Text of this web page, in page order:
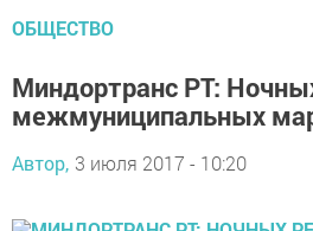
ОБЩЕСТВО
Миндортранс РТ:
межмуниципальных
Автор, 3 июля 2017 - 10:20